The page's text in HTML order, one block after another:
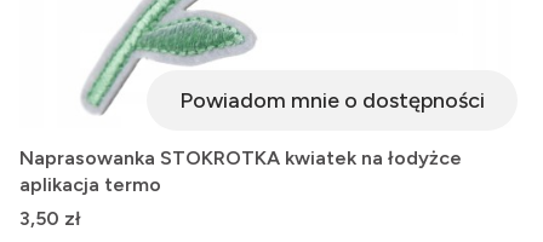
Powiadom mnie o dostępności
Naprasowanka STOKROTKA kwiatek na łodyżce
aplikacja termo
Cena
3,50 zł